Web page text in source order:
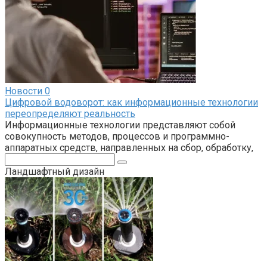
Новости 0
Цифровой водоворот: как информационные технологии
переопределяют реальность
Информационные технологии представляют собой
совокупность методов, процессов и программно-
аппаратных средств, направленных на сбор, обработку,
Ландшафтный дизайн